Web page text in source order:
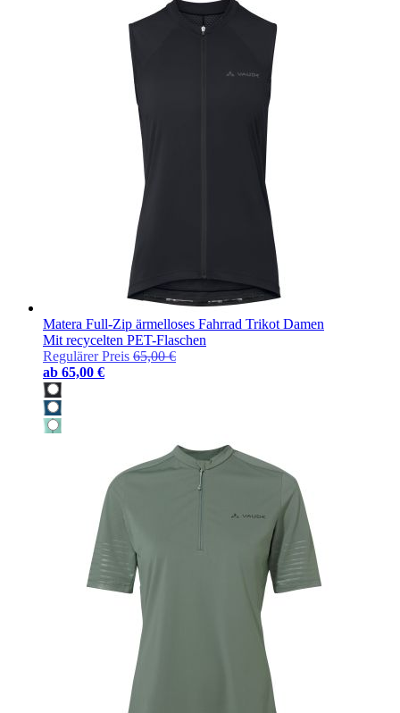
Matera Full-Zip ärmelloses Fahrrad Trikot Damen
Mit recycelten PET-Flaschen
Regulärer Preis 65,00 €
ab 65,00 €